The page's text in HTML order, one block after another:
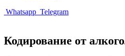
Whatsapp Telegram
Кодирование от